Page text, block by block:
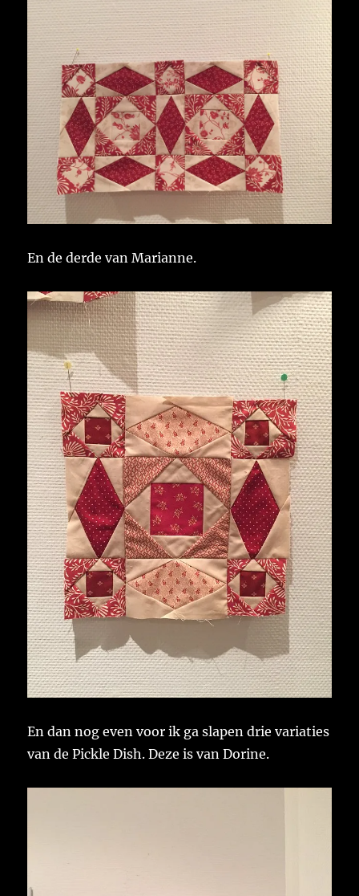
En de derde van Marianne.
En dan nog even voor ik ga slapen drie variaties
van de Pickle Dish. Deze is van Dorine.